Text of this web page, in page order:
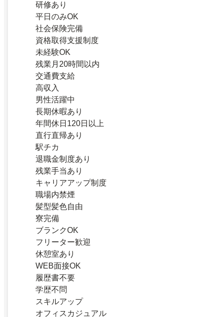
研修あり
平日のみOK
社会保険完備
資格取得支援制度
未経験OK
残業月20時間以内
交通費支給
高収入
男性活躍中
長期休暇あり
年間休日120日以上
直行直帰あり
駅チカ
退職金制度あり
残業手当あり
キャリアアップ制度
職場内禁煙
髪型髪色自由
寮完備
ブランクOK
フリーター歓迎
休憩室あり
WEB面接OK
履歴書不要
学歴不問
スキルアップ
オフィスカジュアル